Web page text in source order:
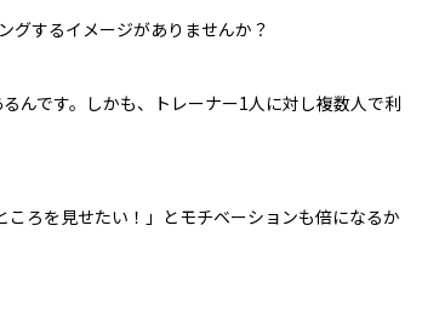
グするイメージがありませんか？
んです。しかも、トレーナー1人に対し複数人で利
ろを見せたい！」とモチベーションも倍になるか
ス カーリース比較
ングジム ナイトブラ ナイトブラおすすめ
パーソナルトレーニングペア ビヨンドジム